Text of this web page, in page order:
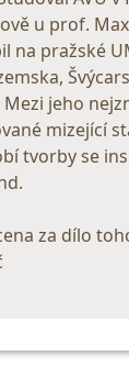
u prof.
na pražské
jeho
mizející
tvorby se
za dílo